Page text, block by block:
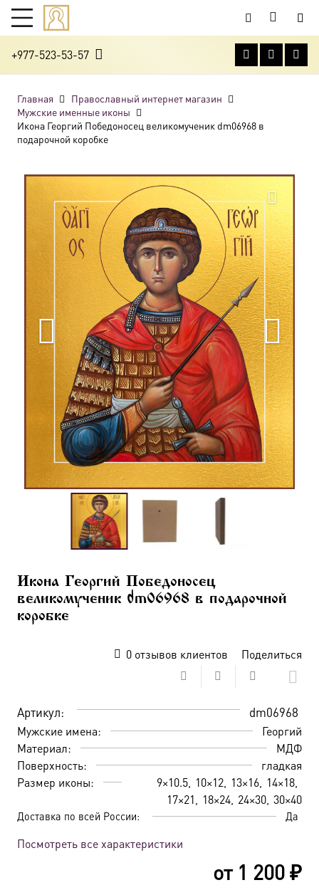
+977-523-53-57
Главная
Православный интернет магазин
Мужские именные иконы
Икона Георгий Победоносец великомученик dm06968 в
подарочной коробке
Икона Георгий Победоносец
великомученик dm06968 в подарочной
коробке
0отзывов клиентов Поделиться
Артикул: dm06968
Мужские имена:
Георгий
Материал:
МДФ
Поверхность:
гладкая
Размер иконы:
9×10.5 10×12 13×16 14×18
17×21
18×24 24×30 30×40
Доставка по всей России: Да
Посмотреть все характеристики
от 1 200₽